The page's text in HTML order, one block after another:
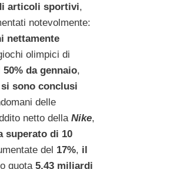
articoli sportivi,
notevolmente:
nettamente
olimpici di
da gennaio,
sono conclusi
delle
netto della Nike,
superato di 10
del 17%, il
quota 5,43 miliardi